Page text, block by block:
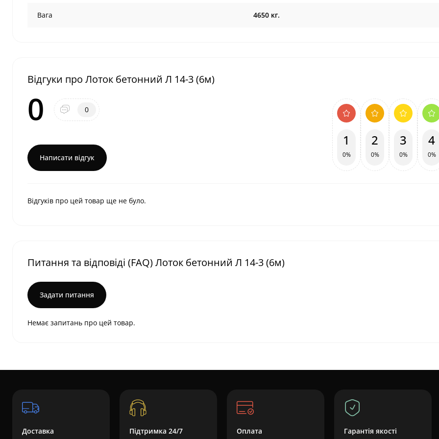
Вага 4650 кг.
Відгуки про Лоток бетонний Л 14-3 (6м)
0 0
Написати відгук
1
0%
2
0%
3
0%
4
0%
Відгуків про цей товар ще не було.
Питання та відповіді (FAQ) Лоток бетонний Л 14-3 (6м)
Задати питання
Немає запитань про цей товар.
Доставка Підтримка 24/7 Оплата Гарантія якості